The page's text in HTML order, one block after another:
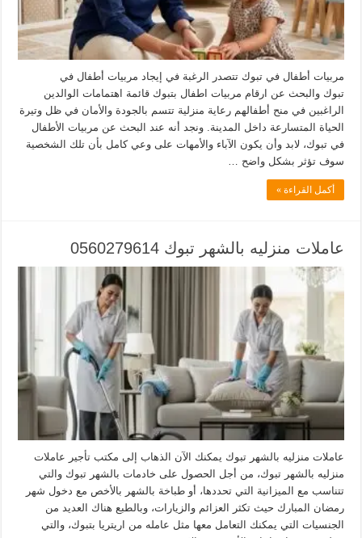
مربيات أطفال في تبوك تتصدر الرغبة في إيجاد مربيات أطفال في
تبوك والبحث عن ارقام مربيات اطفال بتبوك قائمة اهتمامات الوالدين
الراغبين في منح أطفالهم رعاية منزلية تتسم بالجودة والأمان في ظل وتيرة
الحياة المتسارعة داخل المدينة. ونجد أنه عند البحث عن مربيات الأطفال
في تبوك، لابد وأن يكون الآباء والأمهات على وعي كامل بأن تلك الشخصية
سوف تؤثر بشكل واضح …
أكمل القراءة »
عاملات منزليه بالشهر تبوك 0560279614
عاملات منزليه بالشهر تبوك يمكنك الآن الذهاب إلى مكتب تأجير عاملات
منزليه بالشهر تبوك، من أجل الحصول على خادمات بالشهر تبوك والتي
تتناسب مع الميزانية التي تحددها، أو طباخة بالشهر بالأخص مع دخول شهر
رمضان المبارك حيث تكثر العزائم والزيارات، وبالطبع هناك العديد من
الجنسيات التي يمكنك التعامل معها مثل عامله من اريتريا بتبوك، والتي